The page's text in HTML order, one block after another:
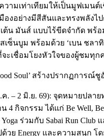
ามเท่าเทียมให้เป็นมูฟเมน
งอย่างมีสีสันและทรงพลังไป
ต้น มันส์ แบบไร้ขีดจำกัด พ
นบูม พร้อมด้วย ‘เบน ชลา
ะเชื่อมโยงหัวใจของผู้ชมทุก
Soul’ สร้างปรากฏการ
พ.ค. – 2 มิ.ย. 69): จุดหมาย
กิจกรรม ได้แก่ Be Well,
ร่วมกับ Sabai Run
วย Energy และความสนุก โ